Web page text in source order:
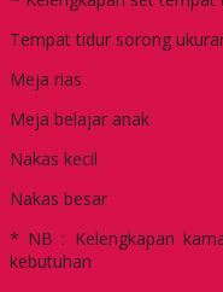
Tempat tidur sorong
Meja rias
Meja belajar anak
Nakas kecil
Nakas besar
* NB : Kelengkapan
kebutuhan